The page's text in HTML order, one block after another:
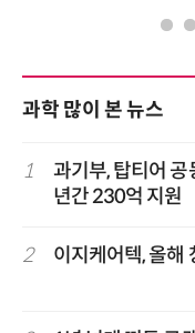
과학 많이 본 뉴스
1
과기부, 탑티어
년간 230억 지원
2 이지케어텍, 올해